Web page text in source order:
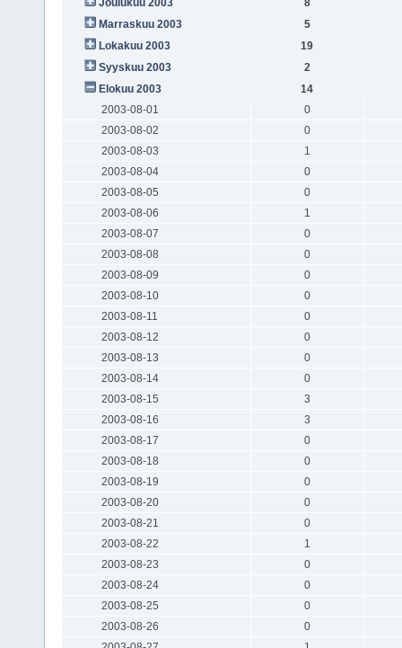
Joulukuu 2003
8
Marraskuu 2003
5
Lokakuu 2003
19
Syyskuu 2003
2
Elokuu 2003
14
2003-08-01
0
2003-08-02
0
2003-08-03
1
2003-08-04
0
2003-08-05
0
2003-08-06
1
2003-08-07
0
2003-08-08
0
2003-08-09
0
2003-08-10
0
2003-08-11
0
2003-08-12
0
2003-08-13
0
2003-08-14
0
2003-08-15
3
2003-08-16
3
2003-08-17
0
2003-08-18
0
2003-08-19
0
2003-08-20
0
2003-08-21
0
2003-08-22
1
2003-08-23
0
2003-08-24
0
2003-08-25
0
2003-08-26
0